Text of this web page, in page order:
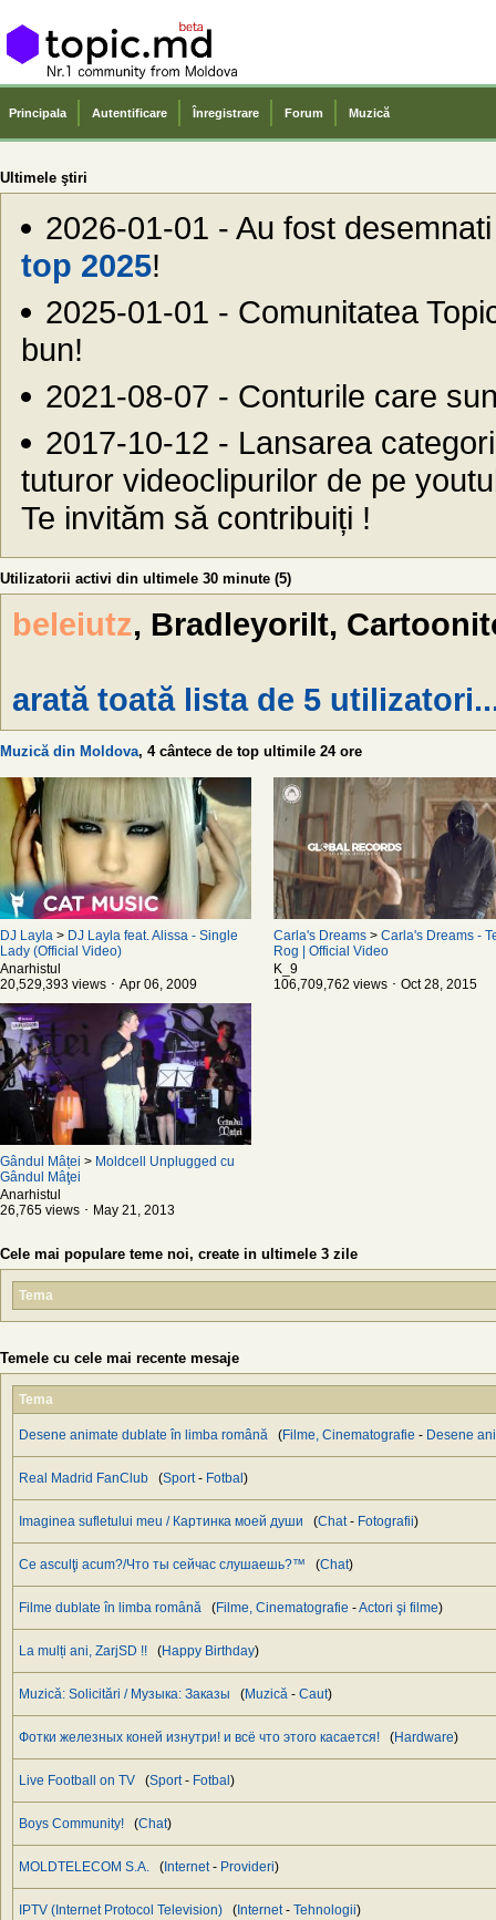
Principala Autentificare Înregistrare Forum Muzică
Ultimele ştiri
2026-01-01 - Au fost
top 2025!
2025-01-01 - Comunitatea
bun!
2021-08-07 - Conturile care
2017-10-12 - Lansarea
tuturor videoclipurilor de pe
Te invităm să contribuiți !
Utilizatorii activi din ultimele 30 minute (5)
beleiutz, Bradleyorilt,
arată toată lista de 5
Muzică din Moldova, 4 cântece de top ultimile 24 ore
DJ Layla > DJ Layla feat. Alissa - Single
Lady (Official Video)
Anarhistul
20,529,393 views ･ Apr 06, 2009
Carla's Dreams > Carla's Dreams -
Rog | Official Video
K_9
106,709,762 views ･ Oct 28, 2015
Gândul Mâței > Moldcell Unplugged cu
Gândul Mâţei
Anarhistul
26,765 views ･ May 21, 2013
Cele mai populare teme noi, create in ultimele 3 zile
Tema
Temele cu cele mai recente mesaje
Tema
Desene animate dublate în limba română (Filme, Cinematografie - Desene
Real Madrid FanClub (Sport- Fotbal )
Imaginea sufletului meu / Картинка моей души (Chat- Fotografii)
Ce asculţi acum?/Что ты сейчас слушаешь?™ (Chat)
Filme dublate în limba română (Filme, Cinematografie -Actori şi filme)
La mulți ani, ZarjSD !! (Happy Birthday)
Muzică: Solicitări / Музыка: Заказы (Muzică - Caut)
Фотки железных коней изнутри! и всё что этого касается! (Hardware)
Live Football on TV (Sport- Fotbal )
Boys Community! (Chat)
MOLDTELECOM S.A. ( Internet- Provideri)
IPTV (Internet Protocol Television) ( Internet- Tehnologii)